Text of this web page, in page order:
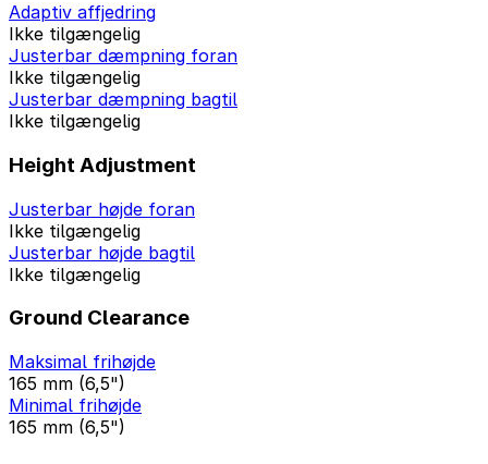
Adaptiv affjedring
Ikke tilgængelig
Justerbar dæmpning foran
Ikke tilgængelig
Justerbar dæmpning bagtil
Ikke tilgængelig
Height Adjustment
Justerbar højde foran
Ikke tilgængelig
Justerbar højde bagtil
Ikke tilgængelig
Ground Clearance
Maksimal frihøjde
165 mm (6,5")
Minimal frihøjde
165 mm (6,5")